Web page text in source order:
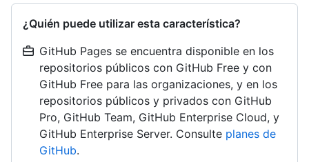
¿Quién puede utilizar esta característica?
GitHub Pages se encuentra disponible en los
repositorios públicos con GitHub Free y con
GitHub Free para las organizaciones, y en los
repositorios públicos y privados con GitHub
Pro, GitHub Team, GitHub Enterprise Cloud, y
GitHub Enterprise Server. Consulte planes de
GitHub.